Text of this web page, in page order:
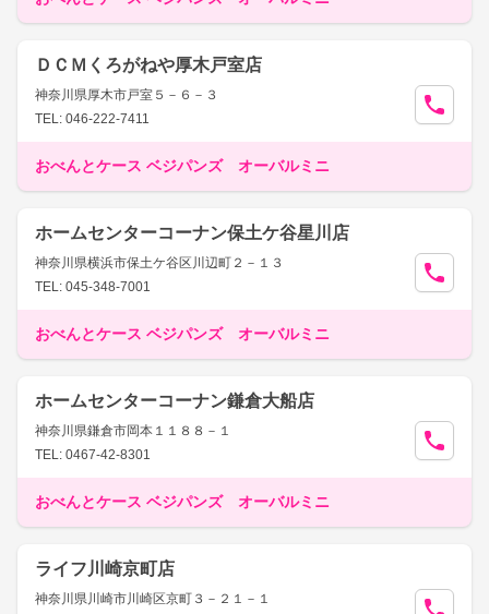
ＤＣＭくろがねや厚木戸室店
神奈川県厚木市戸室５－６－３
TEL: 046-222-7411
おべんとケース ベジパンズ オーバルミニ
ホームセンターコーナン保土ケ谷星川店
神奈川県横浜市保土ケ谷区川辺町２－１３
TEL: 045-348-7001
おべんとケース ベジパンズ オーバルミニ
ホームセンターコーナン鎌倉大船店
神奈川県鎌倉市岡本１１８８－１
TEL: 0467-42-8301
おべんとケース ベジパンズ オーバルミニ
ライフ川崎京町店
神奈川県川崎市川崎区京町３－２１－１